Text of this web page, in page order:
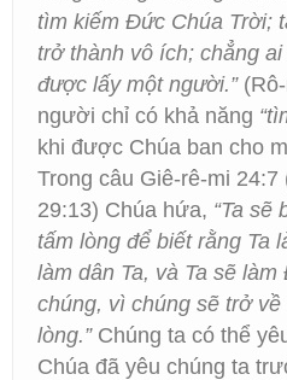
tìm kiếm Đức Chúa Trời;
trở thành vô ích; chẳng
được lấy một người.”(Rô-
người chỉ có khả năng
khi được Chúa ban cho
Trong câu Giê-rê-mi
29:13) Chúa hứa, “Ta sẽ
tấm lòng để biết rằng Ta
làm dân Ta, và Ta sẽ
chúng, vì chúng sẽ trở
lòng.”Chúng ta có thể
Chúa đã yêu chúng ta